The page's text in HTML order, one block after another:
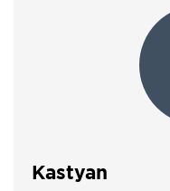
СПРАВОЧНИК
ОБЪЯВЛЕНИЯ
Kastyan